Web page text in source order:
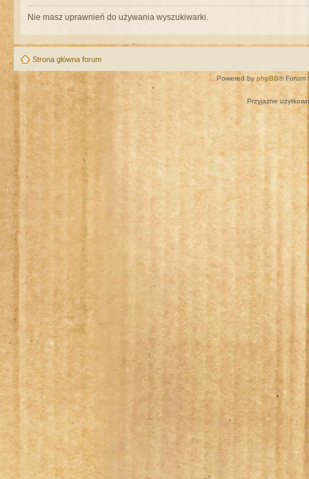
Nie masz uprawnień do używania wyszukiwarki.
Strona główna forum
Powered by phpBB® Forum
Przyjazne